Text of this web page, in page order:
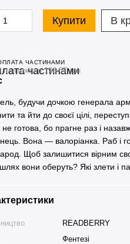
Купити В
ЧАСТИНАМИ
платежі по 196.67 грн
будучи дочкою генерала
та йти до своєї цілі,
не готова, бо прагне раз і
Вона — валоріанка. Раб і
Щоб залишитися вірним
вони оберуть? Які злети і
READBERRY
Фентезі